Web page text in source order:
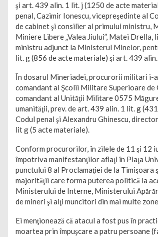
şi art. 439 alin. 1 lit. j (1250 de acte
penal, Cazimir Ionescu, vicepreşedinte al
de cabinet şi consilier al primului ministru,
Miniere Libere „Valea Jiului”, Matei
ministru adjunct la Ministerul Minelor,
lit. g (856 de acte materiale) şi art. 439
În dosarul Mineriadei, procurorii militari i-
comandant al Şcolii Militare Superioare
comandant al Unităţii Militare 0575
umanităţii, prev. de art. 439 alin. 1 lit. g
Codul penal şi Alexandru Ghinescu,
lit g (5 acte materiale).
Conform procurorilor, în zilele de 11 şi 12
împotriva manifestanţilor aflaţi în Piaţa
punctului 8 al Proclamaţiei de la Timişoara
majorităţii care forma puterea politică la
Ministerului de Interne, Ministerului
de mineri şi alţi muncitori din mai multe
Ei menţionează că atacul a fost pus în
moartea prin împuşcare a patru persoane